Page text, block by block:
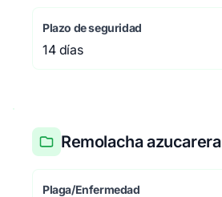
Plazo de seguridad
14 días
Remolacha azucarera
Plaga/Enfermedad